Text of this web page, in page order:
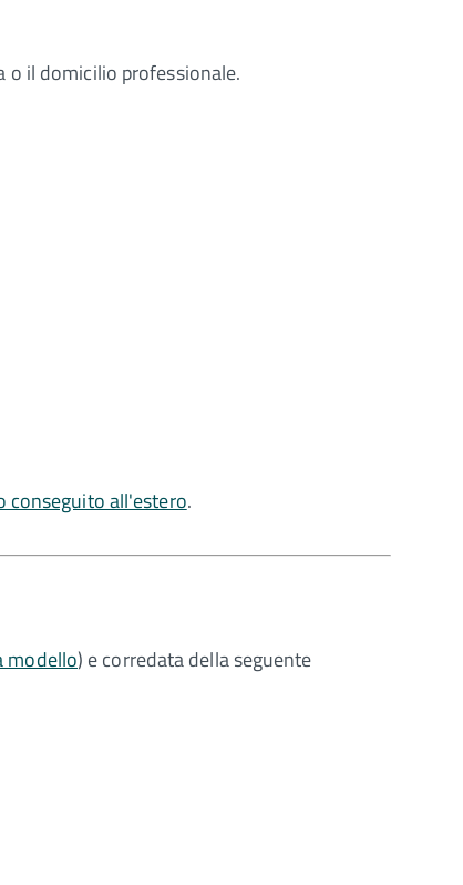
o il domicilio professionale.
conseguito all'estero.
modello) e corredata della seguente